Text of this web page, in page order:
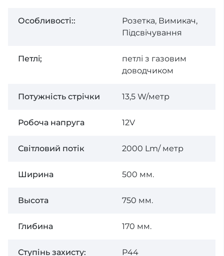
Особливості::
Розетка, Вимикач,
Підсвічування
Петлi;
петлі з газовим
доводчиком
Потужність стрічки 13,5 W/метр
Робоча напруга 12V
Світловий потік 2000 Lm/ метр
Ширина 500 мм.
Высота 750 мм.
Глибина 170 мм.
Ступінь захисту: P44